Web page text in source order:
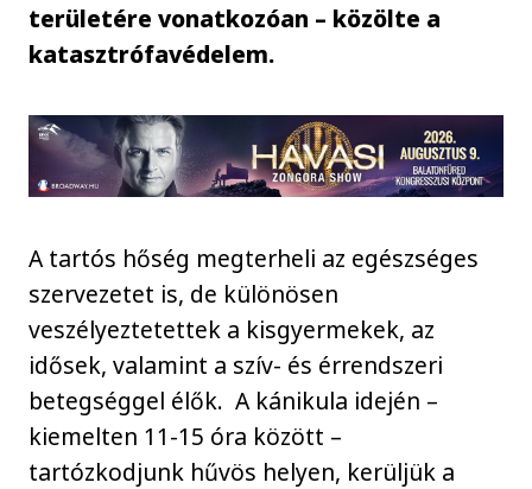
területére vonatkozóan – közölte a
katasztrófavédelem.
A tartós hőség megterheli az egészséges
szervezetet is, de különösen
veszélyeztetettek a kisgyermekek, az
idősek, valamint a szív- és érrendszeri
betegséggel élők. A kánikula idején –
kiemelten 11-15 óra között –
tartózkodjunk hűvös helyen, kerüljük a